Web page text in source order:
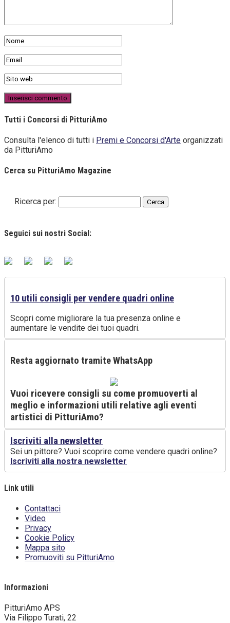
Tutti i Concorsi di PitturiAmo
Consulta l'elenco di tutti i Premi e Concorsi d'Arte organizzati
da PitturiAmo
Cerca su PitturiAmo Magazine
Ricerca per:
Seguici sui nostri Social:
10 utili consigli per vendere quadri online
Scopri come migliorare la tua presenza online e
aumentare le vendite dei tuoi quadri.
Resta aggiornato tramite WhatsApp
Vuoi ricevere consigli su come promuoverti al
meglio e informazioni utili relative agli eventi
artistici di PitturiAmo?
Iscriviti alla newsletter
Sei un pittore? Vuoi scoprire come vendere quadri online?
Iscriviti alla nostra newsletter
Link utili
Contattaci
Video
Privacy
Cookie Policy
Mappa sito
Promuoviti su PitturiAmo
Informazioni
PitturiAmo APS
Via Filippo Turati, 22